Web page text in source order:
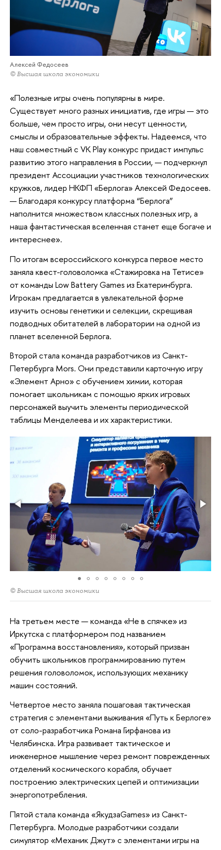
Алексей Федосеев
© Высшая школа экономики
«Полезные игры очень популярны в мире.
Существует много разных инициатив, где игры — это
больше, чем просто игры, они несут ценности,
смыслы и образовательные эффекты. Надеемся, что
наш совместный с VK Play конкурс придаст импульс
развитию этого направления в России, — подчеркнул
президент Ассоциации участников технологических
кружков, лидер НКФП «Берлога» Алексей Федосеев.
— Благодаря конкурсу платформа “Берлога”
наполнится множеством классных полезных игр, а
наша фантастическая вселенная станет еще богаче и
интереснее».
По итогам всероссийского конкурса первое место
заняла квест-головоломка «Стажировка на Тетисе»
от команды Low Battery Games из Екатеринбурга.
Игрокам предлагается в увлекательной форме
изучить основы генетики и селекции, скрещивая
подводных обитателей в лаборатории на одной из
планет вселенной Берлога.
Второй стала команда разработчиков из Санкт-
Петербурга Mors. Они представили карточную игру
«Элемент Арно» с обучением химии, которая
помогает школьникам с помощью ярких игровых
персонажей выучить элементы периодической
таблицы Менделеева и их характеристики.
© Высшая школа экономики
На третьем месте — команда «Не в спячке» из
Иркутска с платформером под названием
«Программа восстановления», который призван
обучить школьников программированию путем
решения головоломок, использующих механику
машин состояний.
Четвертое место заняла пошаговая тактическая
стратегия с элементами выживания «Путь к Берлоге»
от соло-разработчика Романа Гирфанова из
Челябинска. Игра развивает тактическое и
инженерное мышление через ремонт поврежденных
отделений космического корабля, обучает
построению электрических цепей и оптимизации
энергопотребления.
Пятой стала команда «ЯкудзаGames» из Санкт-
Петербурга. Молодые разработчики создали
симулятор «Механик Джут» с элементами игры на